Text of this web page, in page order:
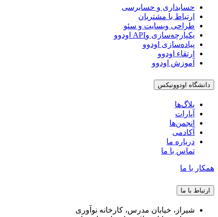
حسابداری و حسابرسی
ارتباط با مشتریان
طراحی وبسایت و سئو
یکپارچه‌سازی وAPI اودوو
پیاده‌سازی اودوو
ارتقاء اودوو
آموزش اودوو
دانشگاه اودوونیکس
بلاگ‌ها
آپارات
انجمن‌ها
آکادمی
درباره ما
تماس با ما
همکار با ما
ارتباط با ما
شیراز، خیابان مدرس، کارخانه نوآوری